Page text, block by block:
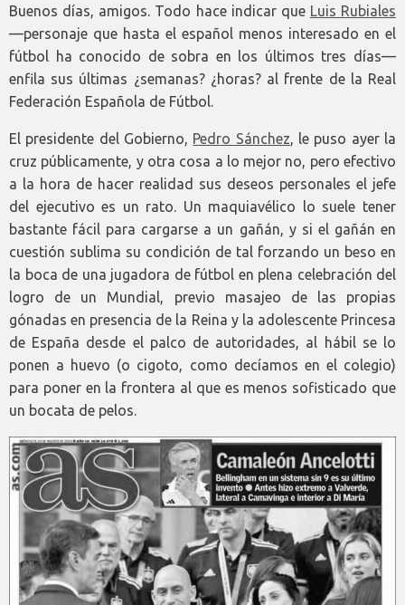
Buenos días, amigos. Todo hace indicar que Luis Rubiales
—personaje que hasta el español menos interesado en el
fútbol ha conocido de sobra en los últimos tres días—
enfila sus últimas ¿semanas? ¿horas? al frente de la Real
Federación Española de Fútbol.
El presidente del Gobierno, Pedro Sánchez, le puso ayer la
cruz públicamente, y otra cosa a lo mejor no, pero efectivo
a la hora de hacer realidad sus deseos personales el jefe
del ejecutivo es un rato. Un maquiavélico lo suele tener
bastante fácil para cargarse a un gañán, y si el gañán en
cuestión sublima su condición de tal forzando un beso en
la boca de una jugadora de fútbol en plena celebración del
logro de un Mundial, previo masajeo de las propias
gónadas en presencia de la Reina y la adolescente Princesa
de España desde el palco de autoridades, al hábil se lo
ponen a huevo (o cigoto, como decíamos en el colegio)
para poner en la frontera al que es menos sofisticado que
un bocata de pelos.